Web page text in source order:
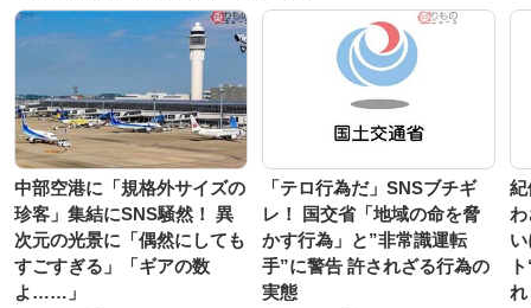
中部空港に「規格外サイズの
珍客」集結にSNS騒然！ 異
次元の光景に「偶然にしても
すごすぎる」「ギアの数
よ……」
「テロ行為だ」SNSブチギ
レ！ 国交省「地域の命を脅
かす行為」と”非常識運転
手”に警告 許されざる行為の
実態
紀
わ
れ